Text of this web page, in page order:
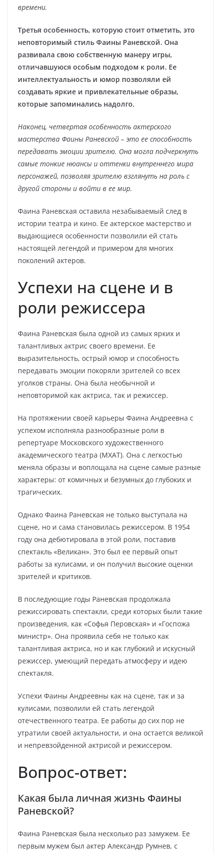
времени.
Третья особенность, которую стоит отметить, это
неповторимый стиль Фаины Раневской. Она
развивала свою собственную манеру игры,
отличавшуюся особым подходом к роли. Ее
интеллектуальность и юмор позволяли ей
создавать яркие и привлекательные образы,
которые запоминались надолго.
Наконец, четвертая особенность актерского
мастерства Фаины Раневской – это ее способность
передавать эмоции зрителю. Она могла подчеркнуть
самые тонкие нюансы и оттенки внутреннего мира
персонажей, позволяя зрителю взглянуть на роль с
другой стороны и войти в ее мир.
Фаина Раневская оставила незабываемый след в
истории театра и кино. Ее актерское мастерство и
выдающиеся особенности позволили ей стать
настоящей легендой и примером для многих
поколений актеров.
Успехи на сцене и в
роли режиссера
Фаина Раневская была одной из самых ярких и
талантливых актрис своего времени. Ее
выразительность, острый юмор и способность
передавать эмоции покоряли зрителей со всех
уголков страны. Она была необычной и
неповторимой как актриса, так и режиссер.
На протяжении своей карьеры Фаина Андреевна с
успехом исполняла разнообразные роли в
репертуаре Московского художественного
академического театра (МХАТ). Она с легкостью
меняла образы и воплощала на сцене самые разные
характеры: от комичных и безумных до глубоких и
трагических.
Однако Фаина Раневская не только выступала на
сцене, но и сама становилась режиссером. В 1954
году она дебютировала в этой роли, поставив
спектакль «Великан». Это был ее первый опыт
работы за кулисами, и он получил высокие оценки
зрителей и критиков.
В последующие годы Раневская продолжала
режиссировать спектакли, среди которых были такие
произведения, как «Софья Перовская» и «Госпожа
министр». Она проявила себя не только как
талантливая актриса, но и как глубокий и искусный
режиссер, умеющий передать атмосферу и идею
спектакля.
Успехи Фаины Андреевны как на сцене, так и за
кулисами, позволили ей стать легендой
отечественного театра. Ее работы до сих пор не
утратили своей актуальности, и она остается великой
и непревзойденной актрисой и режиссером.
Вопрос-ответ:
Какая была личная жизнь Фаины
Раневской?
Фаина Раневская была несколько раз замужем. Ее
первым мужем был актер Александр Румнев, с